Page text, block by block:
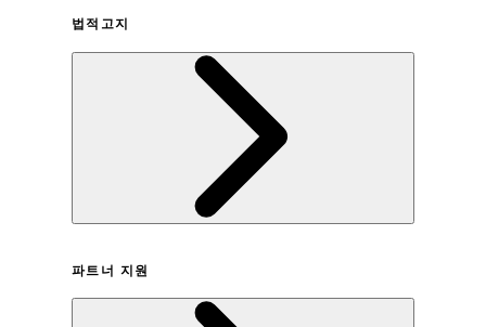
법적고지
개인정보취급방침
파트너 지원